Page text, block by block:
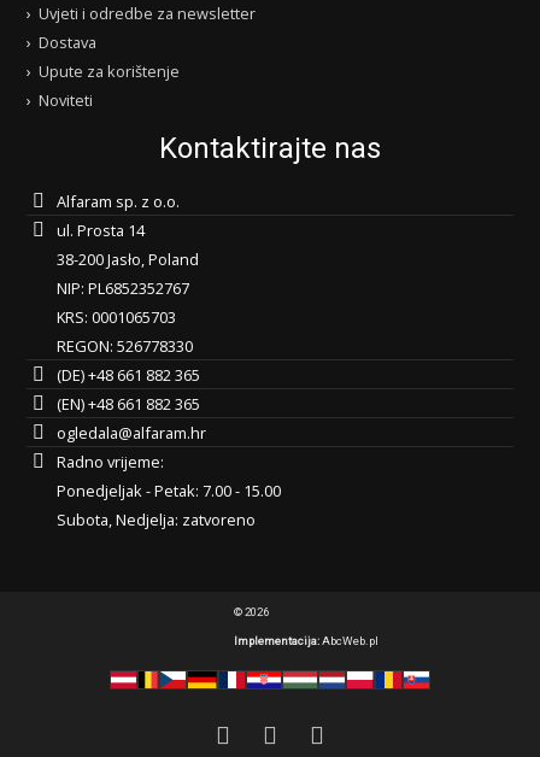
Uvjeti i odredbe za newsletter
Dostava
Upute za korištenje
Noviteti
Kontaktirajte nas
Alfaram sp. z o.o.
ul. Prosta 14
38-200 Jasło, Poland
NIP: PL6852352767
KRS: 0001065703
REGON: 526778330
(DE) +48 661 882 365
(EN) +48 661 882 365
ogledala@alfaram.hr
Radno vrijeme:
Ponedjeljak - Petak: 7.00 - 15.00
Subota, Nedjelja: zatvoreno
© 2026
Implementacija:AbcWeb.pl